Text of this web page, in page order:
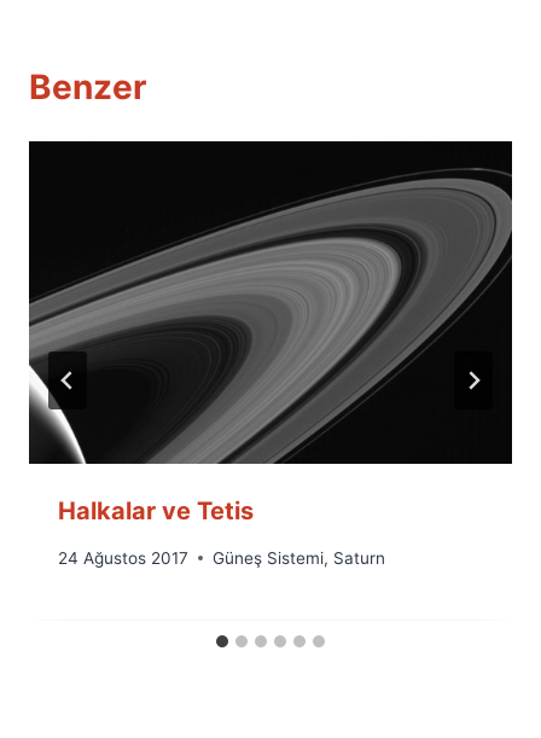
Benzer
Halkalar ve Tetis
By
24 Ağustos 2017 Güneş Sistemi, Saturn